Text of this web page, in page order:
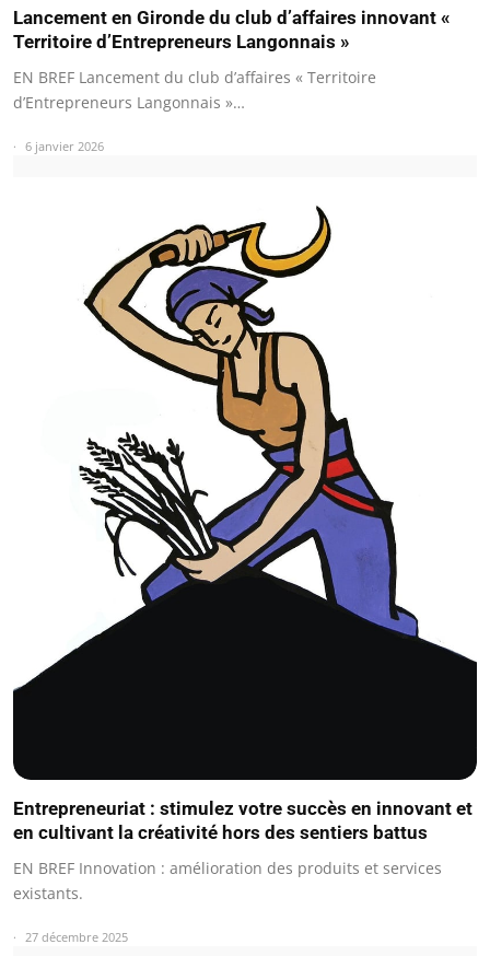
Lancement en Gironde du club d’affaires innovant «
Territoire d’Entrepreneurs Langonnais »
EN BREF Lancement du club d’affaires « Territoire
d’Entrepreneurs Langonnais »…
6 janvier 2026
Entrepreneuriat : stimulez votre succès en innovant et
en cultivant la créativité hors des sentiers battus
EN BREF Innovation : amélioration des produits et services
existants.
27 décembre 2025